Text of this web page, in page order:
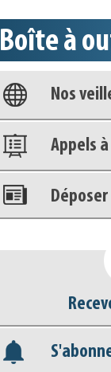
Boîte à
Base
Nos
Appels
Base
Nos